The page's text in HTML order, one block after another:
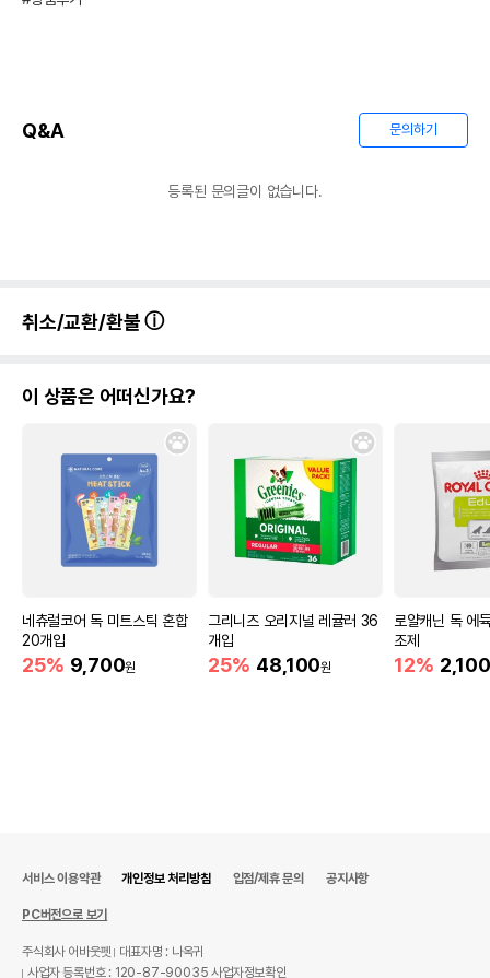
Q&A 문의하기
등록된 문의글이 없습니다.
취소/교환/환불
이 상품은 어떠신가요?
네츄럴코어 독 미트스틱 혼합
20개입
25% 9,700원
그리니즈 오리지널 레귤러 36
개입
25% 48,100원
로얄캐닌 독 에
조제
12% 2,100
서비스 이용약관 개인정보 처리방침 입점/제휴 문의 공지사항
PC버전으로 보기
주식회사 어바웃펫
대표자명 : 나옥귀
사업자 등록번호 : 120-87-90035사업자정보확인